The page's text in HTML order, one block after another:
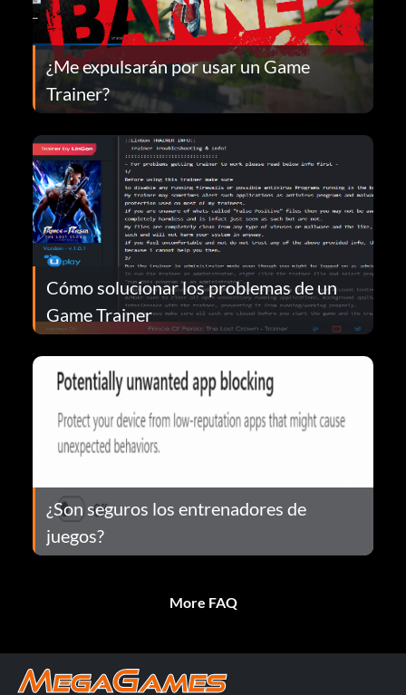
¿Me expulsarán por usar un Game
Trainer?
Cómo solucionar los problemas de un
Game Trainer
¿Son seguros los entrenadores de
juegos?
More FAQ